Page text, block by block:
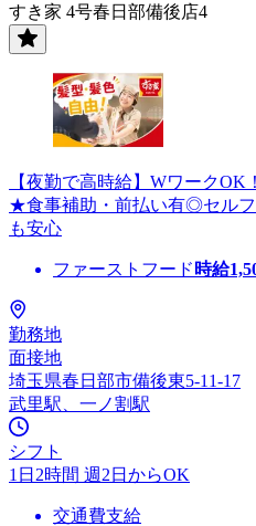
すき家 4号春日部備後店4
【夜勤で高時給】Wワーク
★食事補助・前払い有◎セル
も安心
ファーストフード 時給
勤務地
面接地
埼玉県春日部市備後東5-11-17
武里駅、一ノ割駅
シフト
1日2時間 週2日からOK
交通費支給